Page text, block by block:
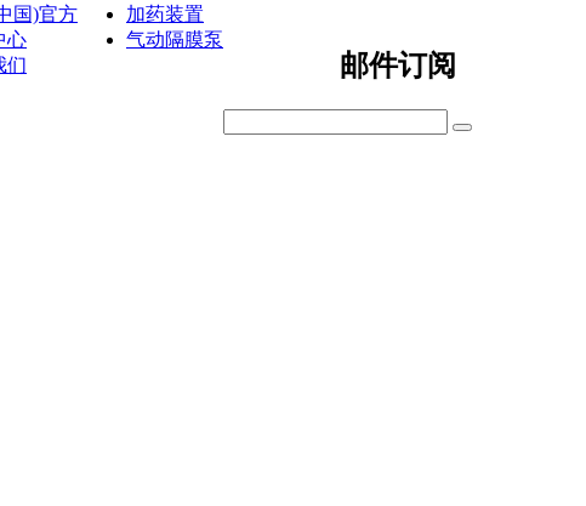
国)官方
心
们
加药装置
气动隔膜泵
邮件订阅